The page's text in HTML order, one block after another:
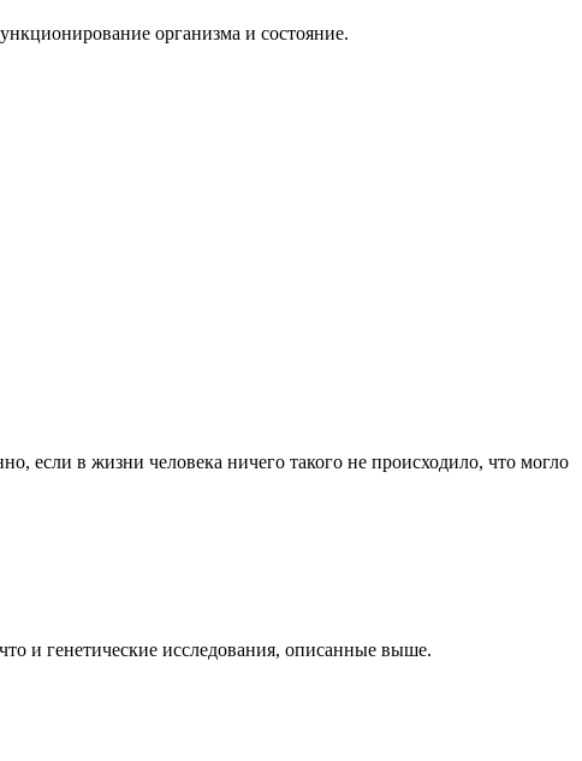
организма и состояние.
если в жизни человека ничего такого не происходило, что могло
и генетические исследования, описанные выше.